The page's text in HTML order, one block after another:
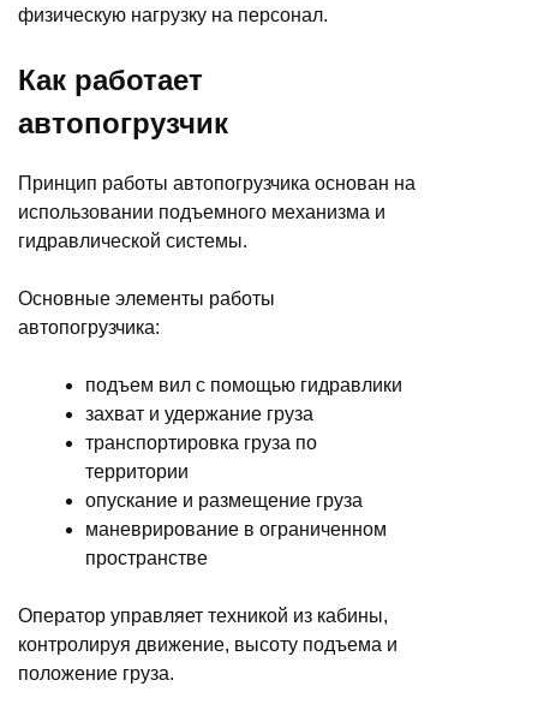
физическую нагрузку на персонал.
Как работает
автопогрузчик
Принцип работы автопогрузчика основан на
использовании подъемного механизма и
гидравлической системы.
Основные элементы работы
автопогрузчика:
подъем вил с помощью гидравлики
захват и удержание груза
транспортировка груза по
территории
опускание и размещение груза
маневрирование в ограниченном
пространстве
Оператор управляет техникой из кабины,
контролируя движение, высоту подъема и
положение груза.